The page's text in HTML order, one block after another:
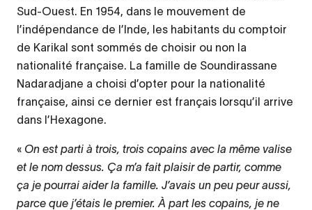
Sud-Ouest. En 1954, dans le mouvement de
l’indépendance de l’Inde, les habitants du comptoir
de Karikal sont sommés de choisir ou non la
nationalité française. La famille de Soundirassane
Nadaradjane a choisi d’opter pour la nationalité
française, ainsi ce dernier est français lorsqu’il arrive
dans l’Hexagone.
« On est parti à trois, trois copains avec la même valise
et le nom dessus. Ça m’a fait plaisir de partir, comme
ça je pourrai aider la famille. J’avais un peu peur aussi,
parce que j’étais le premier. À part les copains, je ne